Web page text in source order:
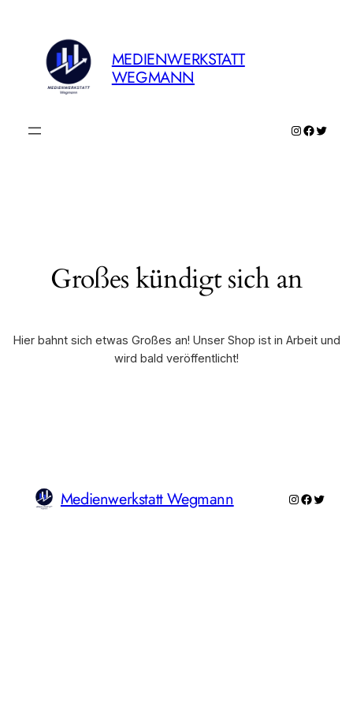
MEDIENWERKSTATT
WEGMANN
Instagram
Großes kündigt sich an
Hier bahnt sich etwas Großes an! Unser Shop ist in Arbeit und
wird bald veröffentlicht!
Medienwerkstatt Wegmann Instagram